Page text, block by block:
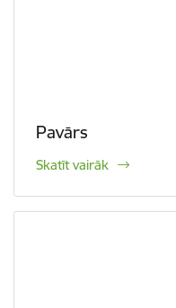
Pavārs
Skatīt vairāk